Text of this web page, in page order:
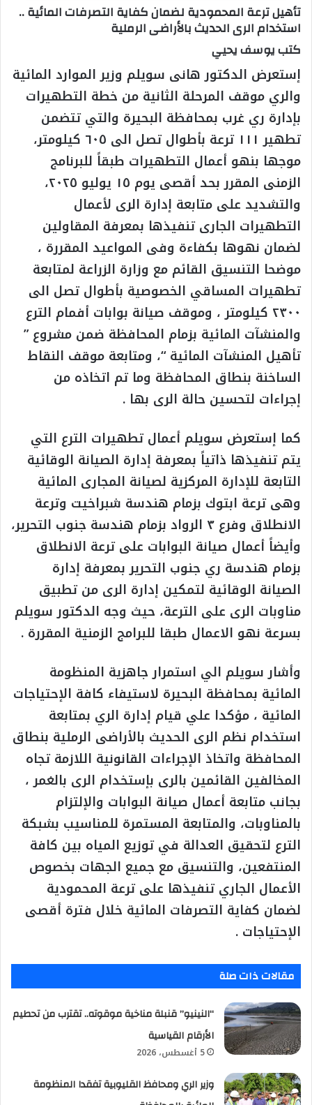
تأهيل ترعة المحمودية لضمان كفاية التصرفات المائية ..
استخدام الرى الحديث بالأراضى الرملية
كتب يوسف يحيي
إستعرض الدكتور هانى سويلم وزير الموارد المائية
والري موقف المرحلة الثانية من خطة التطهيرات
بإدارة ري غرب بمحافظة البحيرة والتي تتضمن
تطهير ١١١ ترعة بأطوال تصل الى ٦٠٥ كيلومتر،
موجها بنهو أعمال التطهيرات طبقاً للبرنامج
الزمنى المقرر بحد أقصى يوم ١٥ يوليو ٢٠٢٥،
والتشديد على متابعة إدارة الرى لأعمال
التطهيرات الجارى تنفيذها بمعرفة المقاولين
لضمان نهوها بكفاءة وفى المواعيد المقررة ،
موضحا التنسيق القائم مع وزارة الزراعة لمتابعة
تطهيرات المساقي الخصوصية بأطوال تصل الى
٢٣٠٠ كيلومتر ، وموقف صيانة بوابات أفمام الترع
والمنشآت المائية بزمام المحافظة ضمن مشروع ”
تأهيل المنشآت المائية “، ومتابعة موقف النقاط
الساخنة بنطاق المحافظة وما تم اتخاذه من
إجراءات لتحسين حالة الرى بها .
كما إستعرض سويلم أعمال تطهيرات الترع التي
يتم تنفيذها ذاتياً بمعرفة إدارة الصيانة الوقائية
التابعة للإدارة المركزية لصيانة المجارى المائية
وهى ترعة ابتوك بزمام هندسة شبراخيت وترعة
الانطلاق وفرع ٣ الرواد بزمام هندسة جنوب التحرير،
وأيضاً أعمال صيانة البوابات على ترعة الانطلاق
بزمام هندسة ري جنوب التحرير بمعرفة إدارة
الصيانة الوقائية لتمكين إدارة الرى من تطبيق
مناوبات الرى على الترعة، حيث وجه الدكتور سويلم
بسرعة نهو الاعمال طبقا للبرامج الزمنية المقررة .
وأشار سويلم الي استمرار جاهزية المنظومة
المائية بمحافظة البحيرة لاستيفاء كافة الإحتياجات
المائية ، مؤكدا علي قيام إدارة الري بمتابعة
استخدام نظم الرى الحديث بالأراضى الرملية بنطاق
المحافظة واتخاذ الإجراءات القانونية اللازمة تجاه
المخالفين القائمين بالرى بإستخدام الرى بالغمر ،
بجانب متابعة أعمال صيانة البوابات والإلتزام
بالمناوبات، والمتابعة المستمرة للمناسيب بشبكة
الترع لتحقيق العدالة في توزيع المياه بين كافة
المنتفعين، والتنسيق مع جميع الجهات بخصوص
الأعمال الجاري تنفيذها على ترعة المحمودية
لضمان كفاية التصرفات المائية خلال فترة أقصى
الإحتياجات .
مقالات ذات صلة
“النينيو” قنبلة مناخية موقوته.. تقترب من تحطيم
الأرقام القياسية
5 أغسطس، 2026
وزير الري ومحافظ القليوبية تفقدا المنظومة